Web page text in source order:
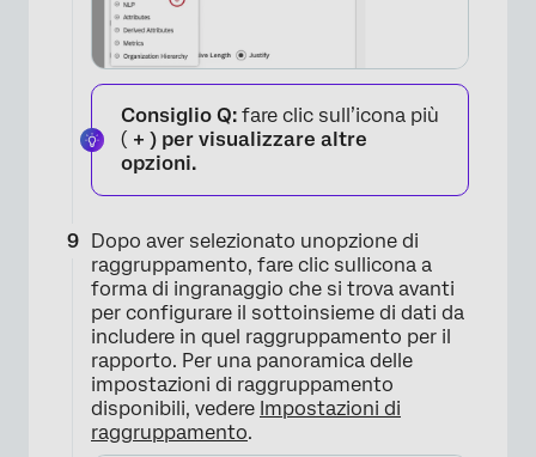
Consiglio Q: fare clic sull’icona più
( + ) per visualizzare altre
opzioni.
Dopo aver selezionato unopzione di
raggruppamento, fare clic sullicona a
forma di ingranaggio che si trova avanti
per configurare il sottoinsieme di dati da
includere in quel raggruppamento per il
rapporto. Per una panoramica delle
impostazioni di raggruppamento
disponibili, vedere Impostazioni di
raggruppamento.